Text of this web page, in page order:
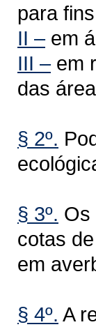
para
II –em
III –em
das
§ 2º.
§ 3º. Os
cotas
em
§ 4º. A